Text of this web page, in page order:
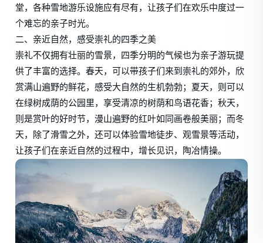
堂，各种雪地游乐设施应有尽有，让孩子们在欢乐中度过一
个难忘的亲子时光。
二、亲近自然，感受崇礼的四季之美
崇礼不仅拥有壮丽的雪景，四季分明的气候也为亲子游玩提
供了丰富的选择。春天，可以带孩子们来到崇礼的郊外，欣
赏满山遍野的鲜花，感受大自然的生机勃勃；夏天，则可以
在绿树成荫的公园里，享受清凉的树荫和鸟语花香；秋天，
则是赏叶的好时节，漫山遍野的红叶如同画卷般美丽；而冬
天，除了滑雪之外，还可以体验雪地徒步、观雪景等活动，
让孩子们在亲近自然的过程中，增长见识，陶冶情操。